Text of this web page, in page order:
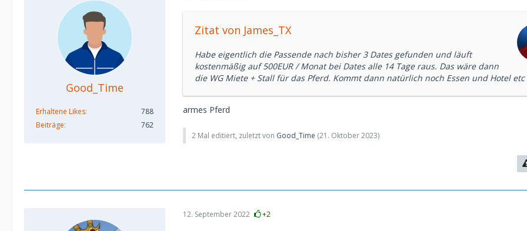
Good_Time
Erhaltene Likes
788
Beiträge
762
Zitat von James_TX
Habe eigentlich die Passende nach bisher 3 Dates gefunden und läuft
kostenmäßig auf 500EUR / Monat bei Dates alle 14 Tage raus. Das wäre dann
die WG Miete + Stall für das Pferd. Kommt dann natürlich noch Essen und Hotel etc
armes Pferd
2 Mal editiert, zuletzt von Good_Time (21. Oktober 2023)
12. September 2022 +2